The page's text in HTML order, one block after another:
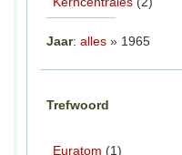
Jaar: alles » 1965
Trefwoord
Euratom (1)